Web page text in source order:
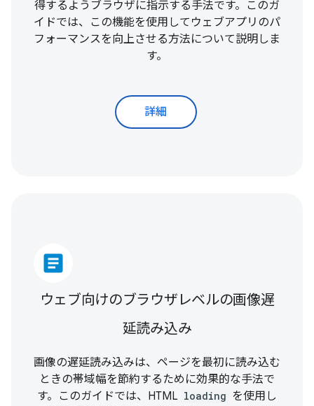
得するようブラウザに指示する手法です。このガ
イドでは、この機能を使用してウェブアプリのパ
フォーマンスを向上させる方法について説明しま
す。
詳細
article
ウェブ向けのブラウザレベルの画像遅
延読み込み
画像の遅延読み込みは、ページを最初に読み込む
ときの帯域幅を節約するために効果的な手法で
す。このガイドでは、HTML loading を使用し